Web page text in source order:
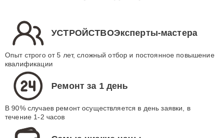
УСТРОЙСТВОЭксперты-мастера
Опыт строго от 5 лет, сложный отбор и постоянное повышение
квалификации
Ремонт за 1 день
В 90% случаев ремонт осуществляется в день заявки, в
течение 1-2 часов